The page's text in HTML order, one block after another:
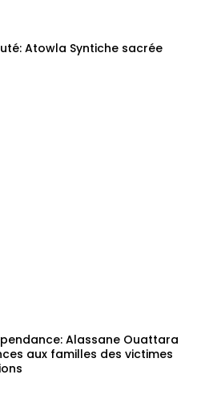
Atowla Syntiche sacrée
Alassane Ouattara
aux familles des victimes